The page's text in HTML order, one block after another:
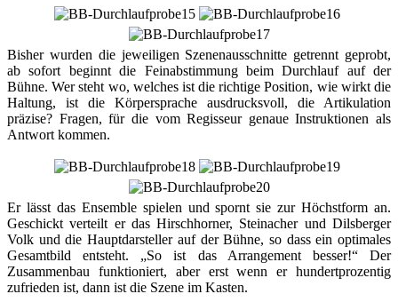
Bisher wurden die jeweiligen Szenenausschnitte getrennt geprobt,
ab sofort beginnt die Feinabstimmung beim Durchlauf auf der
Bühne. Wer steht wo, welches ist die richtige Position, wie wirkt die
Haltung, ist die Körpersprache ausdrucksvoll, die Artikulation
präzise? Fragen, für die vom Regisseur genaue Instruktionen als
Antwort kommen.
Er lässt das Ensemble spielen und spornt sie zur Höchstform an.
Geschickt verteilt er das Hirschhorner, Steinacher und Dilsberger
Volk und die Hauptdarsteller auf der Bühne, so dass ein optimales
Gesamtbild entsteht. „So ist das Arrangement besser!“ Der
Zusammenbau funktioniert, aber erst wenn er hundertprozentig
zufrieden ist, dann ist die Szene im Kasten.